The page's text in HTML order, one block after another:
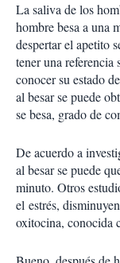
La saliva de los
hombre besa a una
despertar el apetito
tener una
conocer su estado
al besar se puede
se besa, grado de
De acuerdo a
al besar se puede
minuto. Otros
el estrés,
oxitocina, conocida